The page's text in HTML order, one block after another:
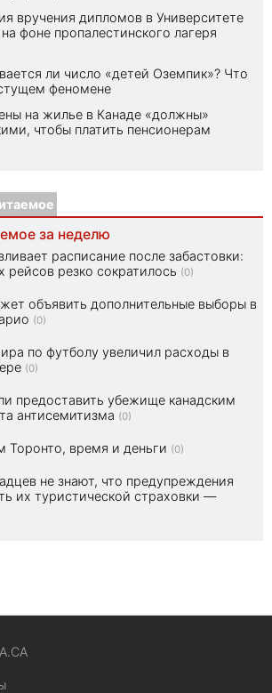
вручения дипломов в Университете
фоне пропалестинского лагеря
ли число «детей Оземпик»? Что
феномене
на жилье в Канаде «должны»
чтобы платить пенсионерам
за неделю
расписание после забастовки:
рейсов резко сократилось (0)
объявить дополнительные выборы в
(0)
по футболу увеличил расходы в
(0)
предоставить убежище канадским
антисемитизма (0)
Торонто, время и деньги (0)
не знают, что предупреждения
их туристической страховки —